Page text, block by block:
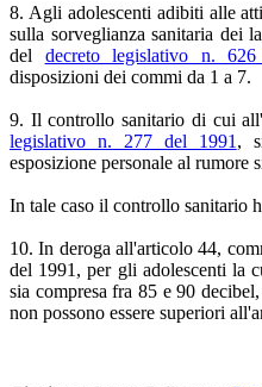
8. Agli adolescenti adibiti alle
sulla sorveglianza sanitaria dei
del decreto legislativo n.
disposizioni dei commi da 1 a 7.
9. Il controllo sanitario di cui
legislativo n. 277 del 1991 ,
esposizione personale al rumore
In tale caso il controllo sanitario
10. In deroga all'articolo 44,
del 1991, per gli adolescenti la
sia compresa fra 85 e 90
non possono essere superiori